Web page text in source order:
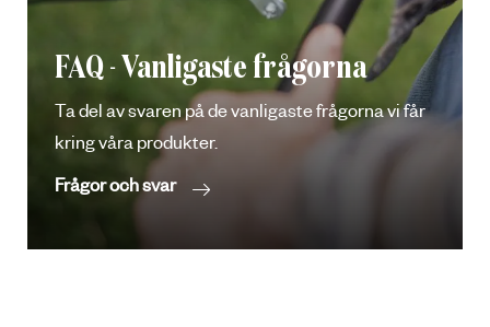
FAQ - Vanligaste frågorna
Ta del av svaren på de vanligaste frågorna vi får
kring våra produkter.
Frågor och svar